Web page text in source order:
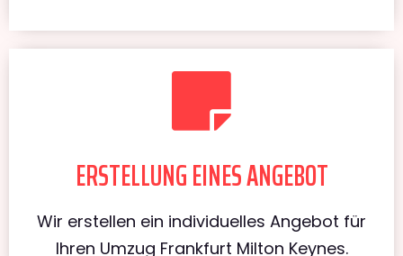
ERSTELLUNG EINES ANGEBOT
Wir erstellen ein individuelles Angebot für
Ihren Umzug Frankfurt Milton Keynes.